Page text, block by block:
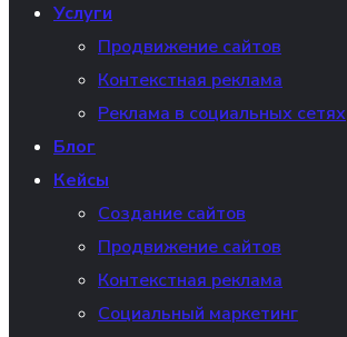
Услуги
Продвижение сайтов
Контекстная реклама
Реклама в социальных сетях
Блог
Кейсы
Создание сайтов
Продвижение сайтов
Контекстная реклама
Социальный маркетинг